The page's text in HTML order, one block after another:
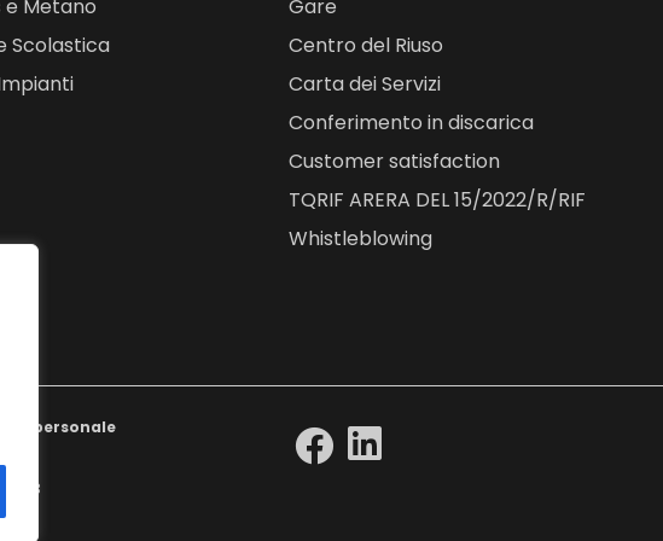
e Metano
Scolastica
Gare
Centro del Riuso
Carta dei Servizi
Conferimento in discarica
Customer satisfaction
TQRIF ARERA DEL 15/2022/R/RIF
Whistleblowing
unipersonale